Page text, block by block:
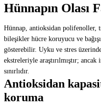
Hünnapın Olası
Hünnap, antioksidan polifenoller,
bileşikler hücre koruyucu ve
gösterebilir. Uyku ve stres
ekstreleriyle araştırılmıştır; ancak
sınırlıdır.
Antioksidan
koruma